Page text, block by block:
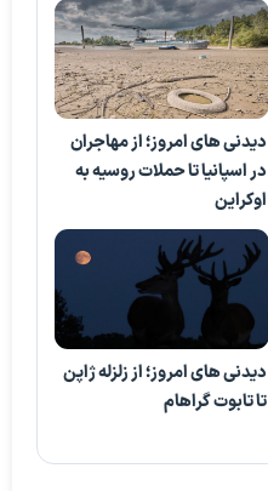
دیدنی های امروز؛ از مهاجران
در اسپانیا تا حملات روسیه به
اوکراین
دیدنی های امروز؛ از زلزله ژاپن
تا تابوت گراهام